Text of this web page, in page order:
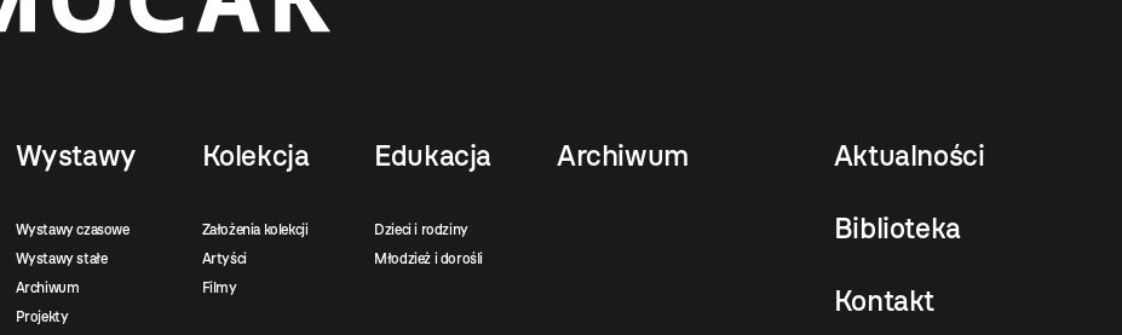
Wystawy
Wystawy czasowe
Wystawy stałe
Archiwum
Projekty
Kolekcja
Założenia kolekcji
Artyści
Filmy
Edukacja
Dzieci i rodziny
Młodzież i dorośli
Archiwum Aktualności
Biblioteka
Kontakt